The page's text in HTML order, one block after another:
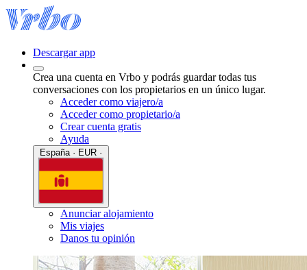
Descargar app
Crea una cuenta en Vrbo y podrás guardar todas tus
conversaciones con los propietarios en un único lugar.
Acceder como viajero/a
Acceder como propietario/a
Crear cuenta gratis
Ayuda
Anunciar alojamiento
Mis viajes
Danos tu opinión